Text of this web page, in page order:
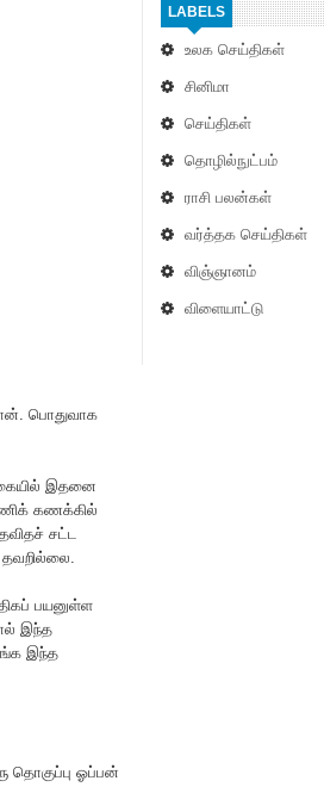
LABELS
உலக செய்திகள்
சினிமா
செய்திகள்
தொழில்நுட்பம்
ராசி பலன்கள்
வர்த்தக செய்திகள்
விஞ்ஞானம்
விளையாட்டு
பொதுவாக
இதனை
கணக்கில்
சட்ட
பயனுள்ள
இந்த
இந்த
ஓப்பன்